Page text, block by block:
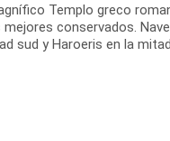
Templo greco
conservados.
sud y Haroeris en la